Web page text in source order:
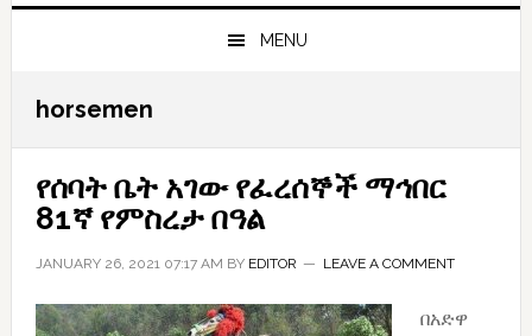
MENU
horsemen
የሰባት ቤት አገው የፈረሰኞች ማኅበር
81ኛ የምስረታ በዓል
JANUARY 26, 2021 07:17 AM BY EDITOR LEAVE A COMMENT
በአድዋ